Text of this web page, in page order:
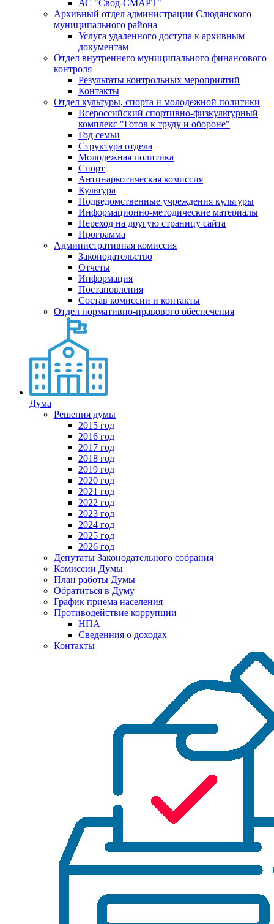
АС "Свод-СМАРТ"
Архивный отдел администрации Слюдянского
муниципального района
Услуга удаленного доступа к архивным
документам
Отдел внутреннего муниципального финансового
контроля
Результаты контрольных мероприятий
Контакты
Отдел культуры, спорта и молодежной политики
Всероссийский спортивно-физкультурный
комплекс "Готов к труду и обороне"
Год семьи
Структура отдела
Молодежная политика
Спорт
Антинаркотическая комиссия
Культура
Подведомственные учреждения культуры
Информационно-методические материалы
Переход на другую страницу сайта
Программа
Административная комиссия
Законодательство
Отчеты
Информация
Постановления
Состав комиссии и контакты
Отдел нормативно-правового обеспечения
Дума
Решения думы
2015 год
2016 год
2017 год
2018 год
2019 год
2020 год
2021 год
2022 год
2023 год
2024 год
2025 год
2026 год
Депутаты Законодательного собрания
Комиссии Думы
План работы Думы
Обратиться в Думу
График приема населения
Противодействие коррупции
НПА
Сведенния о доходах
Контакты